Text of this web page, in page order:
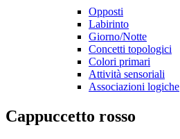
Opposti
Labirinto
Giorno/Notte
Concetti topologici
Colori primari
Attività sensoriali
Associazioni logiche
Cappuccetto rosso